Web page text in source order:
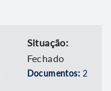
Situação:
Fechado
Documentos: 2